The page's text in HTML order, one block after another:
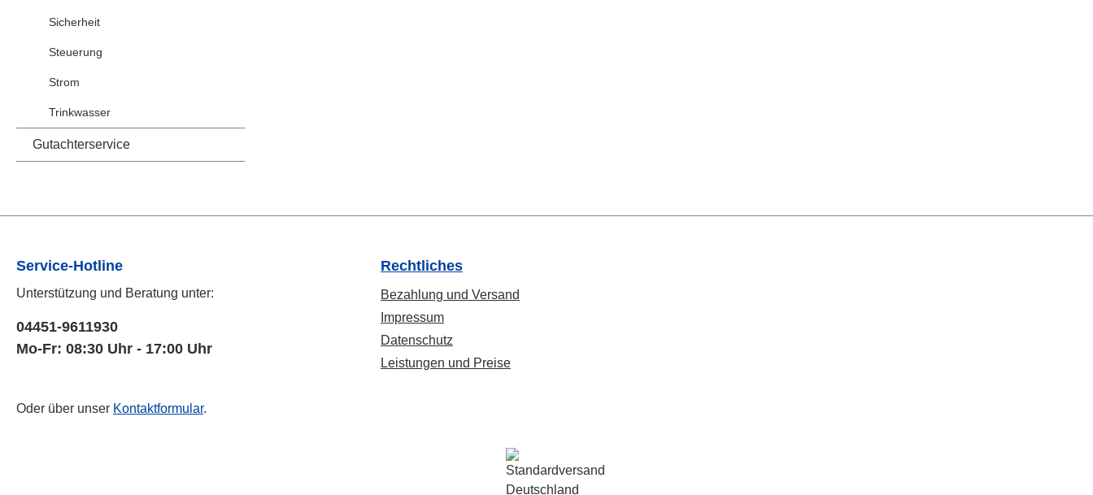
Sicherheit
Steuerung
Strom
Trinkwasser
Gutachterservice
Service-Hotline
Unterstützung und Beratung unter:
04451-9611930
Mo-Fr: 08:30 Uhr - 17:00 Uhr
Oder über unser Kontaktformular.
Rechtliches
Bezahlung und Versand
Impressum
Datenschutz
Leistungen und Preise